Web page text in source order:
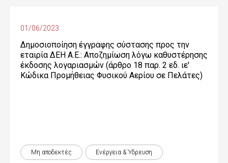
01/06/2023
Δημοσιοποίηση έγγραφης σύστασης προς την
εταιρία ΔΕΗ Α.Ε.: Αποζημίωση λόγω καθυστέρησης
έκδοσης λογαριασμών (άρθρο 18 παρ. 2 εδ. ιε'
Κώδικα Προμήθειας Φυσικού Αερίου σε Πελάτες)
Μη αποδεκτές Ενέργεια & Ύδρευση